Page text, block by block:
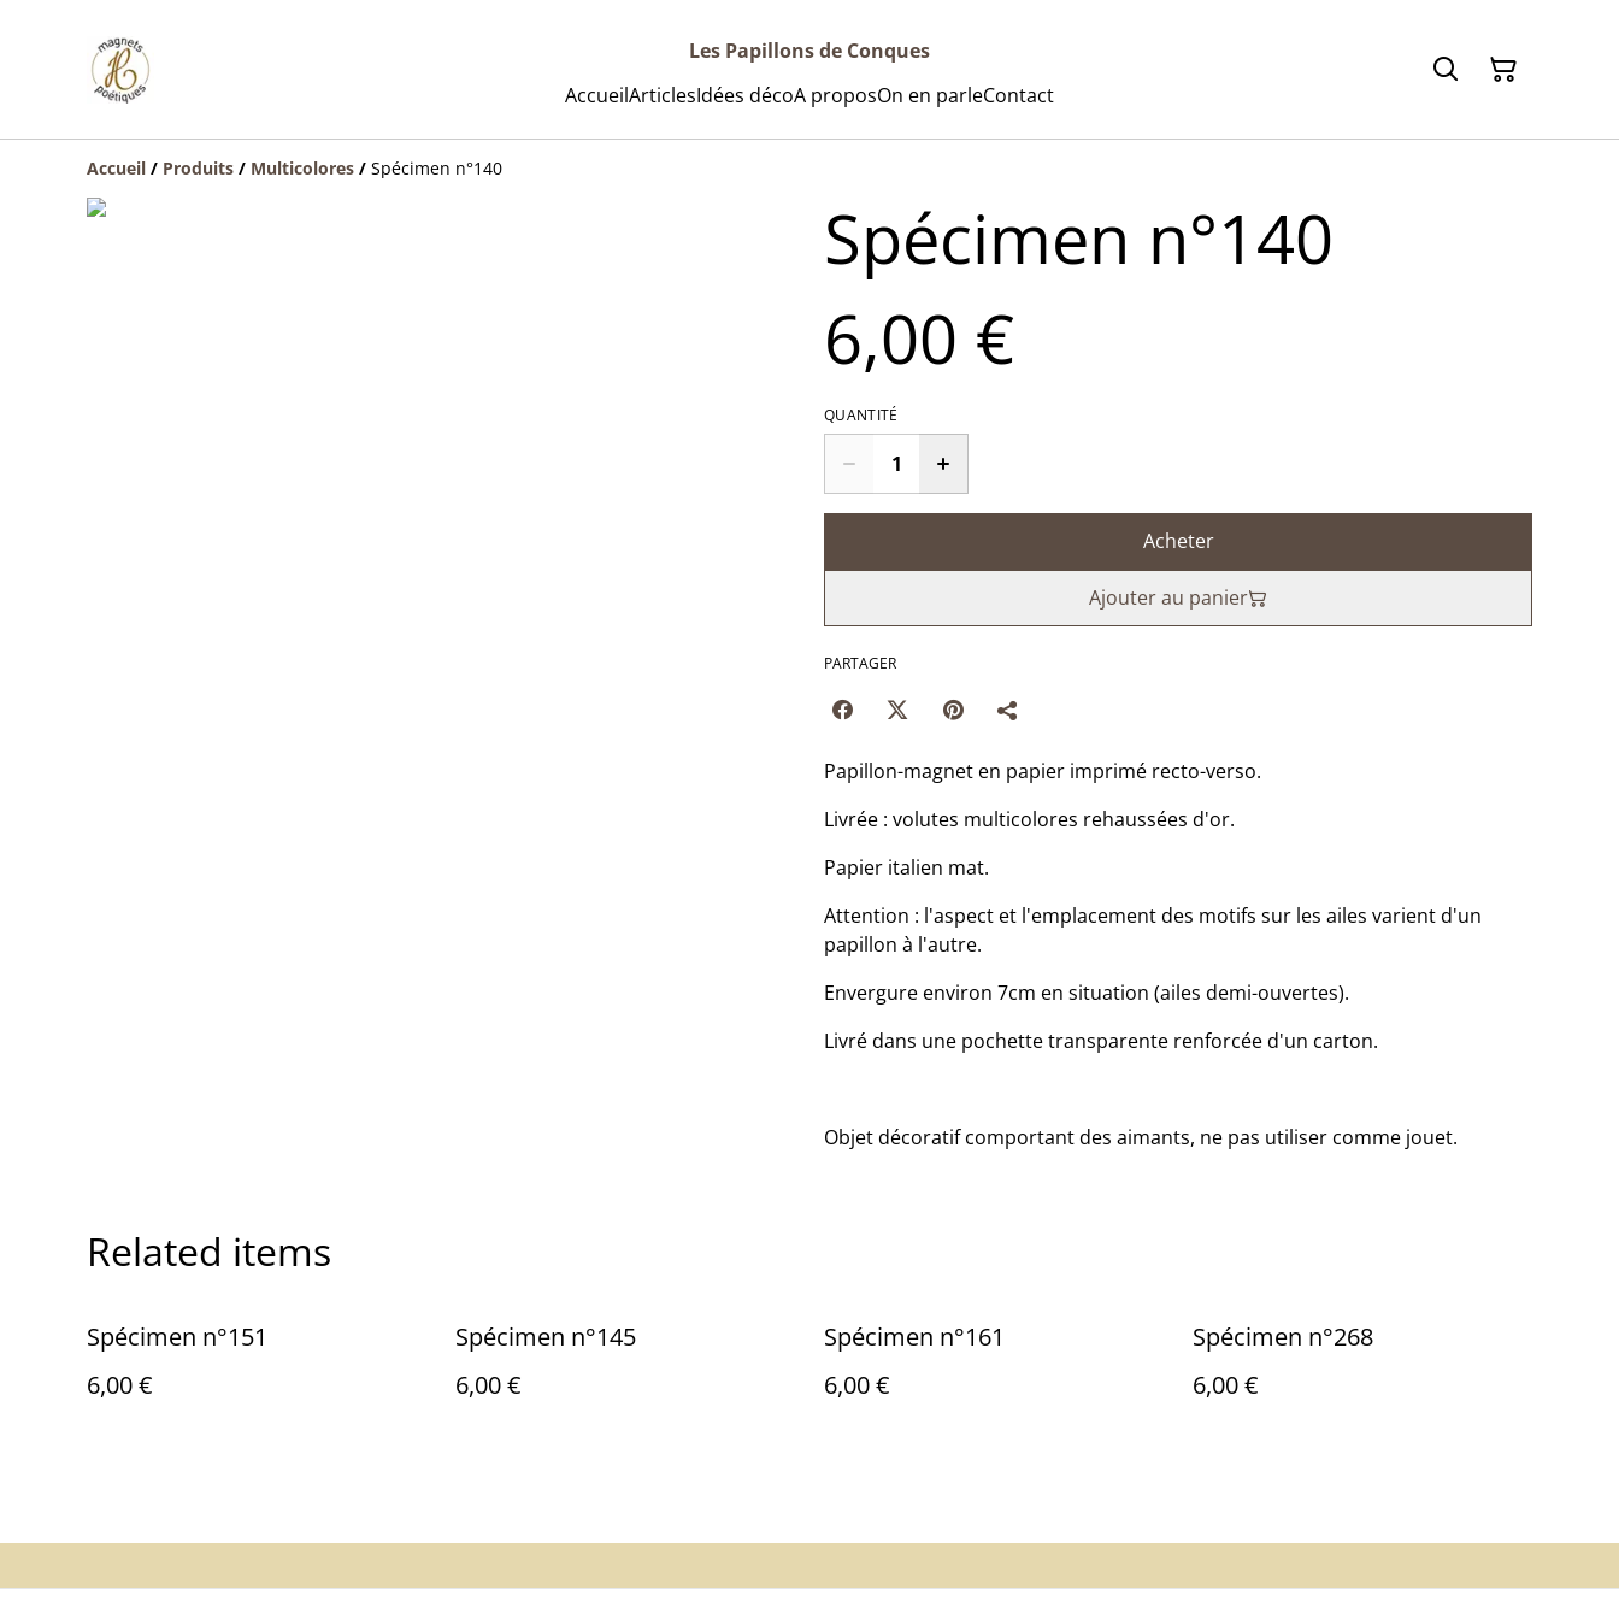
Les Papillons de Conques
AccueilArticlesIdées décoA proposOn en parleContact
Accueil / Produits / Multicolores / Spécimen n°140
Spécimen n°140
6,00 €
QUANTITÉ
Acheter
Ajouter au panier
PARTAGER
Papillon-magnet en papier imprimé recto-verso.
Livrée : volutes multicolores rehaussées d'or.
Papier italien mat.
Attention : l'aspect et l'emplacement des motifs sur les ailes varient d'un
papillon à l'autre.
Envergure environ 7cm en situation (ailes demi-ouvertes).
Livré dans une pochette transparente renforcée d'un carton.
Objet décoratif comportant des aimants, ne pas utiliser comme jouet.
Related items
Spécimen n°151
6,00 €
Spécimen n°145
6,00 €
Spécimen n°161
6,00 €
Spécimen n°268
6,00 €